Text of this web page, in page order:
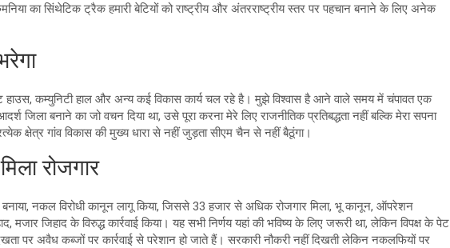
का सिंथेटिक ट्रैक हमारी बेटियों को राष्ट्रीय और अंतरराष्ट्रीय स्तर पर पहचान बनाने के लिए अनेक
कम्युनिटी हाल और अन्य कई विकास कार्य चल रहे है। मुझे विश्वास है आने वाले समय में चंपावत एक
जिला बनाने का जो वचन दिया था, उसे पूरा करना मेरे लिए राजनीतिक प्रतिबद्धता नहीं बल्कि मेरा सपना
क्षेत्र गांव विकास की मुख्य धारा से नहीं जुड़ता सीएम चैन से नहीं बैठूंगा।
रोजगार
बनाया, नकल विरोधी कानून लागू किया, जिससे 33 हजार से अधिक रोजगार मिला, भू कानून, ऑपरेशन
मजार जिहाद के विरुद्ध कार्रवाई किया। यह सभी निर्णय यहां की भविष्य के लिए जरूरी था, लेकिन विपक्ष के पेट
पर अवैध कब्जों पर कार्रवाई से परेशान हो जाते हैं। सरकारी नौकरी नहीं दिखती लेकिन नकलफियों पर